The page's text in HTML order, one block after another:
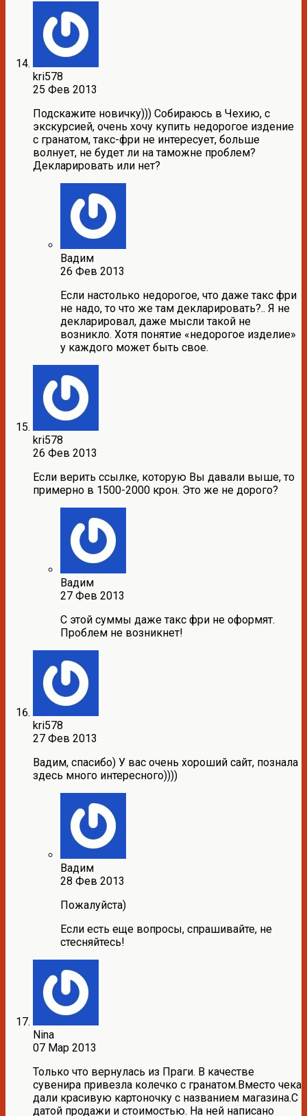
kri578
25 Фев 2013
Подскажите новичку))) Собираюсь в Чехию, с
экскурсией, очень хочу купить недорогое издение
с гранатом, такс-фри не интересует, больше
волнует, не будет ли на таможне проблем?
Декларировать или нет?
Вадим
26 Фев 2013
Если настолько недорогое, что даже такс фри
не надо, то что же там декларировать?.. Я не
декларировал, даже мысли такой не
возникло. Хотя понятие «недорогое изделие»
у каждого может быть свое.
kri578
26 Фев 2013
Если верить ссылке, которую Вы давали выше, то
примерно в 1500-2000 крон. Это же не дорого?
Вадим
27 Фев 2013
С этой суммы даже такс фри не оформят.
Проблем не возникнет!
kri578
27 Фев 2013
Вадим, спасибо) У вас очень хороший сайт, познала
здесь много интересного))))
Вадим
28 Фев 2013
Пожалуйста)
Если есть еще вопросы, спрашивайте, не
стесняйтесь!
Nina
07 Мар 2013
Только что вернулась из Праги. В качестве
сувенира привезла колечко с гранатом.Вместо чека
дали красивую картоночку с названием магазина.С
датой продажи и стоимостью. На ней написано